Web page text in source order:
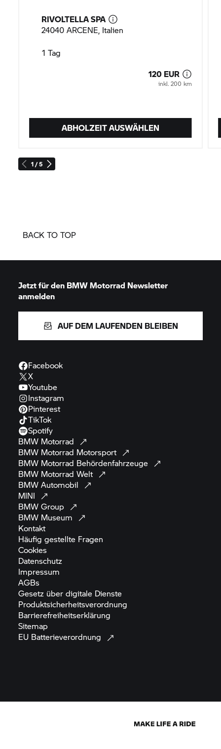
1 / 5
ABHOLZEIT AUSWÄHLEN
RIVOLTELLA SPA
24040 ARCENE, Italien
1 Tag
120 EUR
inkl. 200 km
BACK TO TOP
Jetzt für den BMW Motorrad Newsletter
anmelden
AUF DEM LAUFENDEN BLEIBEN
Facebook
X
Youtube
Instagram
Pinterest
TikTok
Spotify
BMW Motorrad
BMW Motorrad Motorsport
BMW Motorrad Behördenfahrzeuge
BMW Motorrad Welt
BMWAutomobil
MINI
BMWGroup
BMW Museum
Kontakt
Häufig gestellte Fragen
Cookies
Datenschutz
Impressum
AGBs
Gesetz über digitale Dienste
Produktsicherheitsverordnung
Barrierefreiheitserklärung
Sitemap
EU Batterieverordnung